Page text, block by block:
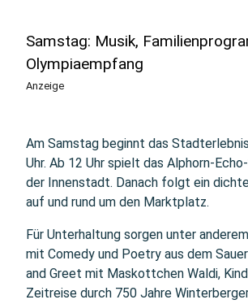
Samstag: Musik,
Olympiaempfang
Anzeige
Am Samstag beginnt das
Uhr. Ab 12 Uhr spielt das Alphorn-
der Innenstadt. Danach folgt ein
auf und rund um den Marktplatz.
Für Unterhaltung sorgen unter
mit Comedy und Poetry aus dem
and Greet mit Maskottchen Waldi,
Zeitreise durch 750 Jahre